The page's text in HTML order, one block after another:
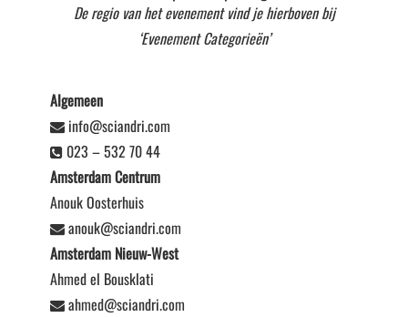
De regio van het evenement vind je hierboven bij
‘Evenement Categorieën’
Algemeen
info@sciandri.com
023 – 532 70 44
Amsterdam Centrum
Anouk Oosterhuis
anouk@sciandri.com
Amsterdam Nieuw-West
Ahmed el Bousklati
ahmed@sciandri.com